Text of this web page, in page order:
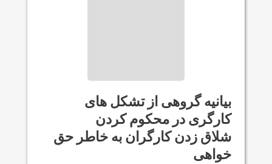
بیانیه گروهی از تشکل های
کارگری در محکوم کردن
شلاق زدن کارگران به خاطر حق
خواهی